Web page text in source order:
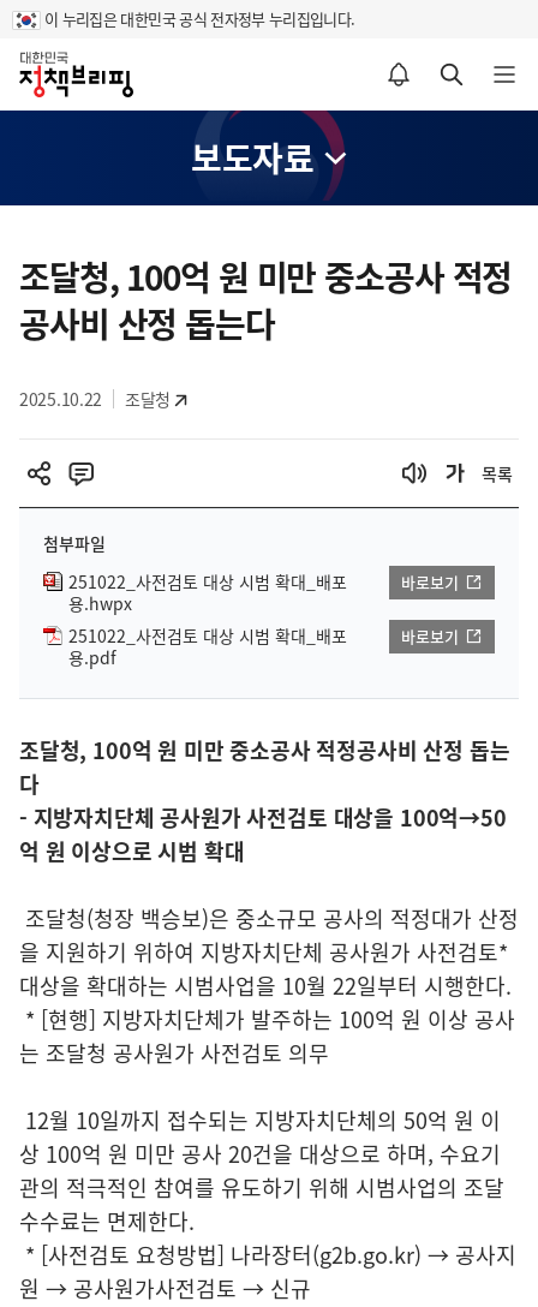
이 누리집은 대한민국 공식 전자정부 누리집입니다.
홈
알림설정 바로가기 검색 바로가기 메뉴 열기
보도자료
텐
츠
영
조달청, 100억 원 미만 중소공사 적정
공사비 산정 돕는다
2025.10.22 조달청
목록
첨부파일
251022_사전검토 대상 시범 확대_배포
용.hwpx
바로보기
251022_사전검토 대상 시범 확대_배포
용.pdf
바로보기
조달청, 100억 원 미만 중소공사 적정공사비 산정 돕는
다
- 지방자치단체 공사원가 사전검토 대상을 100억→50
억 원 이상으로 시범 확대
조달청(청장 백승보)은 중소규모 공사의 적정대가 산정
을 지원하기 위하여 지방자치단체 공사원가 사전검토*
대상을 확대하는 시범사업을 10월 22일부터 시행한다.
* [현행] 지방자치단체가 발주하는 100억 원 이상 공사
는 조달청 공사원가 사전검토 의무
12월 10일까지 접수되는 지방자치단체의 50억 원 이
상 100억 원 미만 공사 20건을 대상으로 하며, 수요기
관의 적극적인 참여를 유도하기 위해 시범사업의 조달
수수료는 면제한다.
* [사전검토 요청방법] 나라장터(g2b.go.kr) → 공사지
원 → 공사원가사전검토 → 신규